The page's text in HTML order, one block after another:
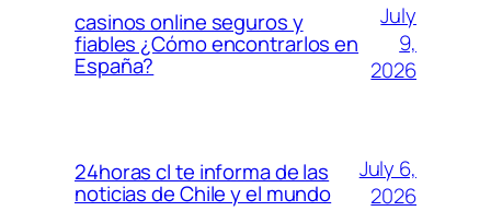
casinos online seguros y
fiables ¿Cómo encontrarlos en
España?
July
9,
2026
24horas cl te informa de las
noticias de Chile y el mundo
July 6,
2026